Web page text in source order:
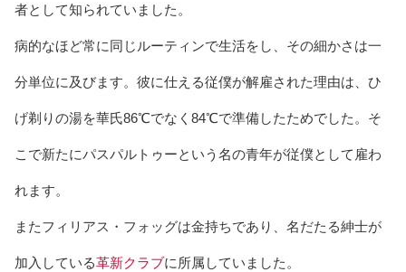
者として知られていました。
病的なほど常に同じルーティンで生活をし、その細かさは一
分単位に及びます。彼に仕える従僕が解雇された理由は、ひ
げ剃りの湯を華氏86℃でなく84℃で準備したためでした。そ
こで新たにパスパルトゥーという名の青年が従僕として雇わ
れます。
またフィリアス・フォッグは金持ちであり、名だたる紳士が
加入している革新クラブに所属していました。